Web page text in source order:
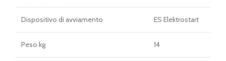
Dispositivo di avviamento ES Elektrostart
Peso kg 14